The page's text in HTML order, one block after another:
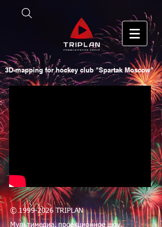
3D-mapping for hockey club "Spartak Moscow"
©1999-2026TRIPLAN
Мультимедиа,проекционное шоу,